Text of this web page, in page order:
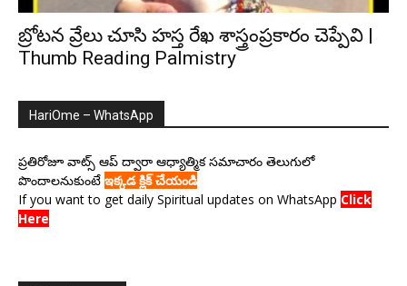
బ్రోటన వ్రేలు చూసి హస్త రేఖ శాస్త్రంప్రకారం చెప్పేవి |
Thumb Reading Palmistry
HariOme – WhatsApp
ప్రతిరోజూ వాట్స్ ఆప్ ద్వారా ఆధ్యాత్మిక సమాచారం తెలుగులో
పొందాలనుకుంటే ఇక్కడ క్లిక్ చేయండి
If you want to get daily Spiritual updates on WhatsApp Click
Here